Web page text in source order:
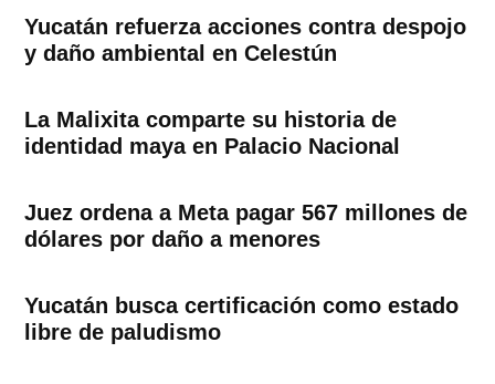
Yucatán refuerza acciones contra despojo
y daño ambiental en Celestún
La Malixita comparte su historia de
identidad maya en Palacio Nacional
Juez ordena a Meta pagar 567 millones de
dólares por daño a menores
Yucatán busca certificación como estado
libre de paludismo